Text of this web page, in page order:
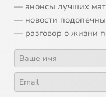
14 Икона
15 Икона
— анонсы лучших
— новости
— разговор о жизни